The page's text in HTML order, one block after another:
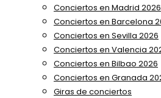
Conciertos en Madrid 2026
Conciertos en Barcelona
Conciertos en Sevilla 2026
Conciertos en Valencia
Conciertos en Bilbao 2026
Conciertos en Granada
Giras de conciertos